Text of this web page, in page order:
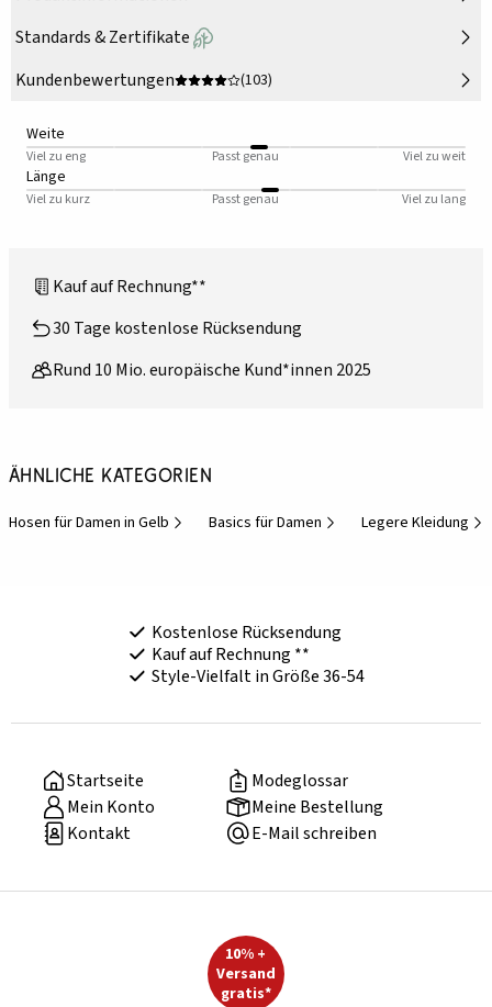
Standards & Zertifikate
Kundenbewertungen
(103)
Weite
Viel zu eng Passt genau Viel zu weit
Länge
Viel zu kurz Passt genau Viel zu lang
Kauf auf Rechnung**
30 Tage kostenlose Rücksendung
Rund 10 Mio. europäische Kund*innen 2025
Ähnliche Kategorien
Hosen für Damen in Gelb Basics für Damen Legere Kleidung
Kostenlose Rücksendung
Kauf auf Rechnung **
Style-Vielfalt in Größe 36-54
Startseite
Modeglossar
Mein Konto
Meine Bestellung
Kontakt
E-Mail schreiben
10% +
Versand
gratis*